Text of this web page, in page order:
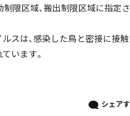
限区域、搬出制限区域に指定
スは、感染した鳥と密接に接
います。
シェア